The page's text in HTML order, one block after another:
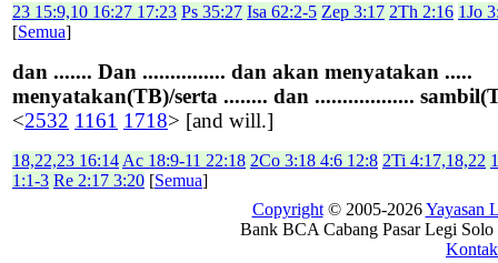
23 15:9,10 16:27 17:23 Ps 35:27 Isa 62:2-5 Zep 3:17 2Th 2:16 1Jo
[Semua]
dan ....... Dan ............... dan akan menyatakan .....
menyatakan(TB)/serta ........ dan ..................
<2532 1161 1718> [and will.]
18,22,23 16:14 Ac 18:9-11 22:18 2Co 3:18 4:6 12:8 2Ti 4:17,18,22
1:1-3 Re 2:17 3:20 [Semua]
Copyright© 2005-2026Yayasan
Bank BCA Cabang Pasar Legi
Kontak